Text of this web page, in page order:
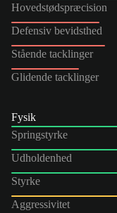
Hovedstødspræcision
Defensiv bevidsthed
Stående tacklinger
Glidende tacklinger
Fysik
Springstyrke
Udholdenhed
Styrke
Aggressivitet